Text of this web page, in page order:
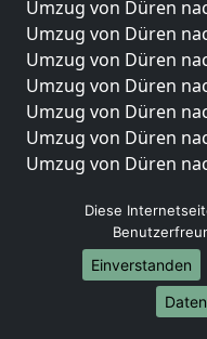
Umzug von Düren
Umzug von Düren
Umzug von Düren
Umzug von Düren
Umzug von Düren
Umzug von Düren
Umzug von Düren
Umzug von Düren
Umzug von Düren
Umzug von Düren
Umzug von Düren
Umzug von Düren
Diese
Einverstanden